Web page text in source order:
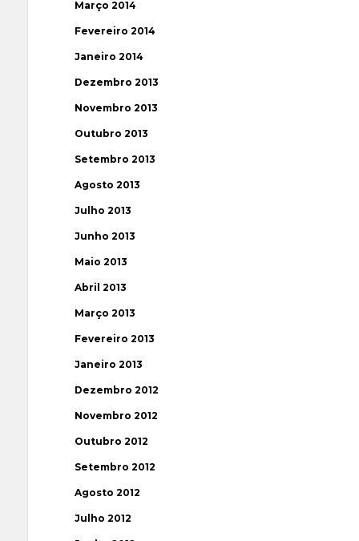
Março 2014
Fevereiro 2014
Janeiro 2014
Dezembro 2013
Novembro 2013
Outubro 2013
Setembro 2013
Agosto 2013
Julho 2013
Junho 2013
Maio 2013
Abril 2013
Março 2013
Fevereiro 2013
Janeiro 2013
Dezembro 2012
Novembro 2012
Outubro 2012
Setembro 2012
Agosto 2012
Julho 2012